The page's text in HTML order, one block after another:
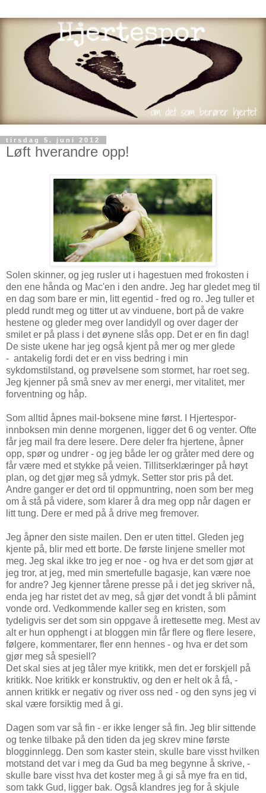
tirsdag 5. juni 2012
Løft hverandre opp!
Solen skinner, og jeg rusler ut i hagestuen med frokosten i
den ene hånda og Mac'en i den andre. Jeg har gledet meg til
en dag som bare er min, litt egentid - fred og ro. Jeg tuller et
pledd rundt meg og titter ut av vinduene, bort på de vakre
hestene og gleder meg over landidyll og over dager der
smilet er på plass i det øynene slås opp. Det er en fin dag!
De siste ukene har jeg også kjent på mer og mer glede
- antakelig fordi det er en viss bedring i min
sykdomstilstand, og prøvelsene som stormet, har roet seg.
Jeg kjenner på små snev av mer energi, mer vitalitet, mer
forventning og håp.
Som alltid åpnes mail-boksene mine først. I Hjertespor-
innboksen min denne morgenen, ligger det 6 og venter. Ofte
får jeg mail fra dere lesere. Dere deler fra hjertene, åpner
opp, spør og undrer - og jeg både ler og gråter med dere og
får være med et stykke på veien. Tillitserklæringer på høyt
plan, og det gjør meg så ydmyk. Setter stor pris på det.
Andre ganger er det ord til oppmuntring, noen som ber meg
om å stå på videre, som klarer å dra meg opp når dagen er
litt tung. Dere er med på å drive meg fremover.
Jeg åpner den siste mailen. Den er uten tittel. Gleden jeg
kjente på, blir med ett borte. De første linjene smeller mot
meg. Jeg skal ikke tro jeg er noe - og hva er det som gjør at
jeg tror, at jeg, med min smertefulle bagasje, kan være noe
for andre? Jeg kjenner tårene presse på i det jeg skriver nå,
enda jeg har ristet det av meg, så gjør det vondt å bli påmint
vonde ord. Vedkommende kaller seg en kristen, som
tydeligvis ser det som sin oppgave å irettesette meg. Mest av
alt er hun opphengt i at bloggen min får flere og flere lesere,
følgere, kommentarer, fler enn hennes - og hva er det som
gjør meg så spesiell?
Det skal sies at jeg tåler mye kritikk, men det er forskjell på
kritikk. Noe kritikk er konstruktiv, og den er helt ok å få, -
annen kritikk er negativ og river oss ned - og den syns jeg vi
skal være forsiktig med å gi.
Dagen som var så fin - er ikke lenger så fin. Jeg blir sittende
og tenke tilbake på den tiden da jeg skrev mine første
blogginnlegg. Den som kaster stein, skulle bare visst hvilken
motstand det var i meg da Gud ba meg begynne å skrive, -
skulle bare visst hva det koster meg å gi så mye fra en tid,
som takk Gud, ligger bak. Også klandres jeg for å skjule